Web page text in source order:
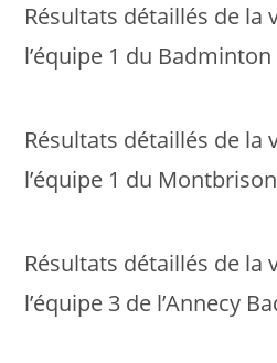
Résultats détaillés de la
l’équipe 1 du
Résultats détaillés de la
l’équipe 1 du
Résultats détaillés de la
l’équipe 3 de l’Annecy